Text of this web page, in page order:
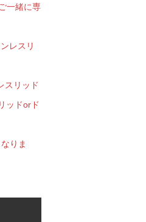
一緒に専
レスリ
スリッド
ッドorド
りま